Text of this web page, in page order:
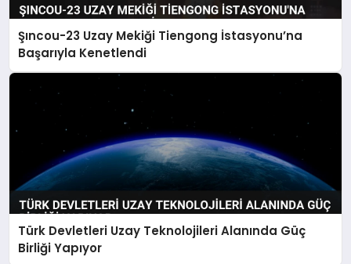
Şıncou-23 Uzay Mekiği Tiengong İstasyonu’na
Başarıyla Kenetlendi
Türk Devletleri Uzay Teknolojileri Alanında Güç
Birliği Yapıyor